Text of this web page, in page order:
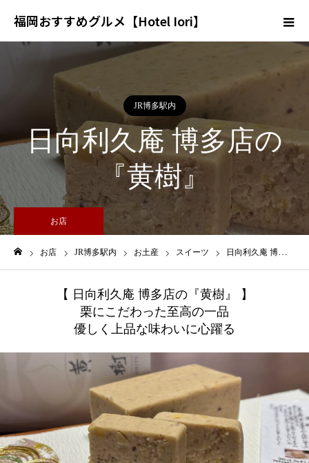
福岡おすすめグルメ【Hotel Iori】
JR博多駅内
日向利久庵 博多店の
『黄樹』
お店
お店 JR博多駅内 お土産 スイーツ 日向利久庵 博多店の『黄樹』
【 日向利久庵 博多店の『黄樹』 】
栗にこだわった至高の一品
優しく上品な味わいに心躍る